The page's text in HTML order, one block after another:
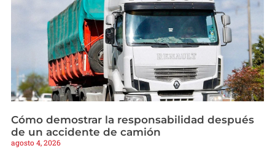
Cómo demostrar la responsabilidad después
de un accidente de camión
agosto 4, 2026